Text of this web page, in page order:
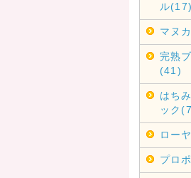
ル(17)
マヌ
完熟
(41)
はち
ック
ロー
プロ